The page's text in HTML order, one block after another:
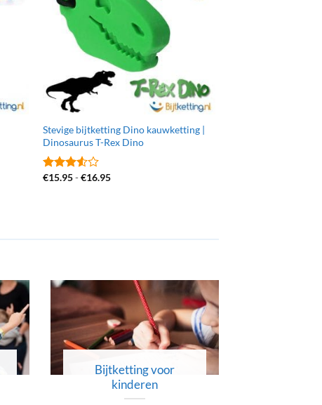
Stevige bijtketting Dino kauwketting |
Dinosaurus T-Rex Dino
Gewaardeerd
€15.95 - €16.95Prijsklasse:
Bijtketting voor
kinderen